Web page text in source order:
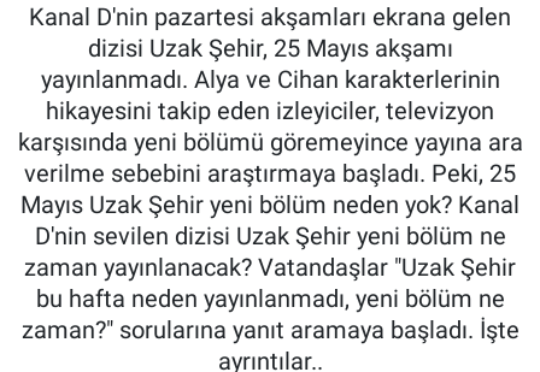
Kanal D'nin pazartesi akşamları ekrana gelen
dizisi Uzak Şehir, 25 Mayıs akşamı
yayınlanmadı. Alya ve Cihan karakterlerinin
hikayesini takip eden izleyiciler, televizyon
karşısında yeni bölümü göremeyince yayına ara
verilme sebebini araştırmaya başladı. Peki, 25
Mayıs Uzak Şehir yeni bölüm neden yok? Kanal
D'nin sevilen dizisi Uzak Şehir yeni bölüm ne
zaman yayınlanacak? Vatandaşlar "Uzak Şehir
bu hafta neden yayınlanmadı, yeni bölüm ne
zaman?" sorularına yanıt aramaya başladı. İşte
ayrıntılar..
Tüm Manşetler
Son Dakika Haberleri
Haber Arşivi